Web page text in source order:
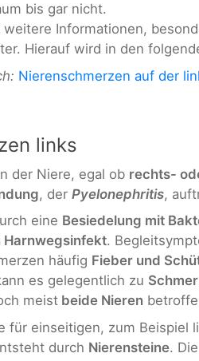
bis gar nicht.
Informationen,
Hierauf wird in den
Nierenschmerzen auf der
links
der Niere, egal ob rechts-
, der Pyelonephritis,
eine Besiedelung mit
Harnwegsinfekt.
häufig Fieber und
es gelegentlich zu
meist beide Nieren
für einseitigen, zum Beispiel
durch Nierensteine.